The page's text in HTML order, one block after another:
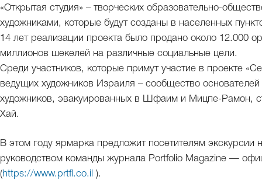
«Открытая студия» – творческих образовательно-
художниками, которые будут созданы в населенных
14 лет реализации проекта было продано около 12.000
миллионов шекелей на различные социальные цели.
Среди участников, которые примут участие в проекте
ведущих художников Израиля – сообщество
художников, эвакуированных в Шфаим и Мицпе-Рамон,
Хай.
В этом году ярмарка предложит посетителям экскурсии
руководством команды журнала Portfolio Magazine —
( https://www.prtfl.co.il ).